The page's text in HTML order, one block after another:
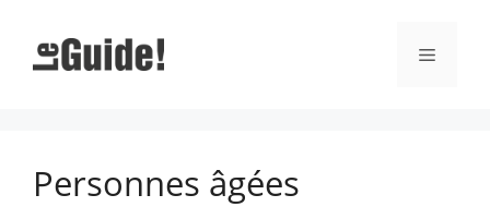
contenu
Menu
Personnes âgées